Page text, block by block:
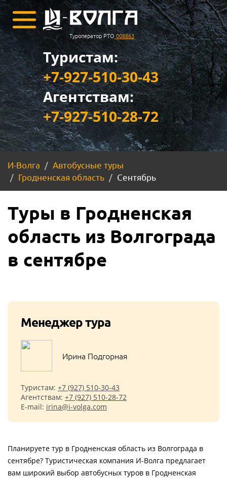
Туроператор РТО 008863
Туристам:
+7-927-510-30-43
Агентствам:
+7-927-510-28-72
И-Волга
Автобусные туры
Гродненская область
Сентябрь
Туры в Гродненская
область из Волгограда
в сентябре
Менеджер тура
Ирина Подгорная
Туристам: +7 (927) 510-30-43
Агентствам: +7 (927) 510-28-72
E-mail: irina@i-volga.com
Планируете тур в Гродненская область из Волгограда в
сентябре? Туристическая компания И-Волга предлагает
вам широкий выбор автобусных туров в Гродненская